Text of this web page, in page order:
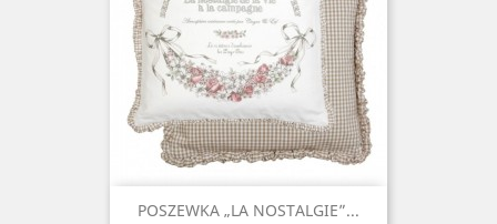
POSZEWKA „LA NOSTALGIE”...